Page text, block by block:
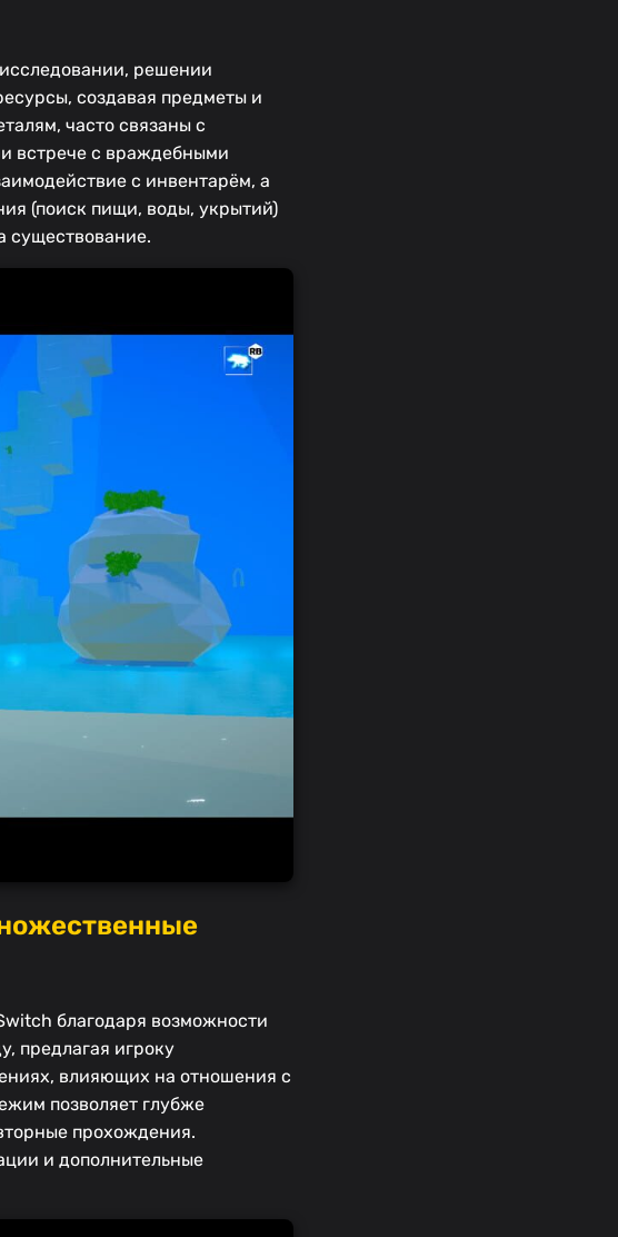
решении
создавая предметы и
часто связаны с
встрече с враждебными
с инвентарём, а
(поиск пищи, воды, укрытий)
существование.
благодаря возможности
предлагая игроку
влияющих на отношения с
позволяет глубже
прохождения.
и дополнительные